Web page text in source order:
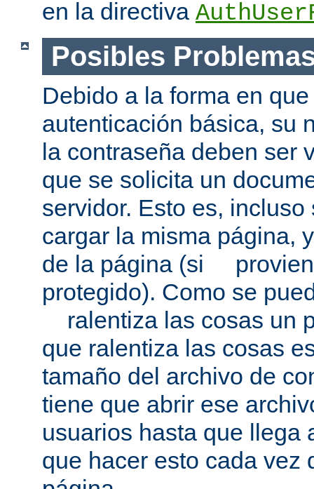
en la directiva
Posibles
Debido a la forma en
autenticación básica, su
la contraseña deben ser
que se solicita un
servidor. Esto es,
cargar la misma página,
de la página (si
protegido). Como se
ralentiza las cosas un
que ralentiza las cosas
tamaño del archivo de
tiene que abrir ese
usuarios hasta que llega
que hacer esto cada vez